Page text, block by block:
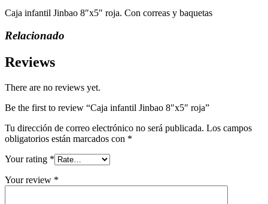
Caja infantil Jinbao 8″x5″ roja. Con correas y baquetas
Relacionado
Reviews
There are no reviews yet.
Be the first to review “Caja infantil Jinbao 8″x5″ roja”
Tu dirección de correo electrónico no será publicada. Los campos
obligatorios están marcados con *
Your rating *
Your review *